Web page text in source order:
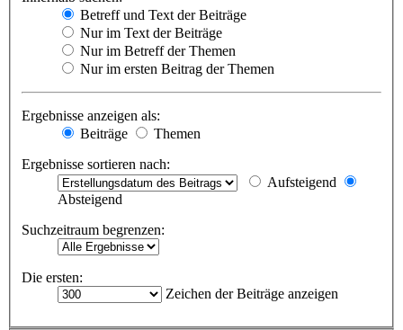
Betreff und Text der Beiträge
Nur im Text der Beiträge
Nur im Betreff der Themen
Nur im ersten Beitrag der Themen
Ergebnisse anzeigen als:
Beiträge
Themen
Ergebnisse sortieren nach:
Aufsteigend
Absteigend
Suchzeitraum begrenzen:
Die ersten:
Zeichen der Beiträge anzeigen